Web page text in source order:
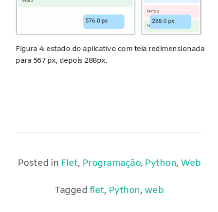
Figura 4: estado do aplicativo com tela redimensionada
para 567 px, depois 288px.
Posted in Flet, Programação, Python, Web
Taggedflet, Python,web